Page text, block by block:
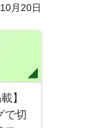
月20日
】
で切